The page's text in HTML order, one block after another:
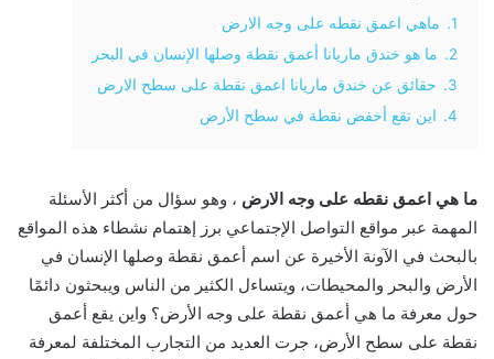
1.
ماهي اعمق نقطه على وجه الارض
2.
ما هو خندق ماريانا أعمق نقطة وصلها الإنسان في البحر
3.
حقائق عن خندق ماريانا اعمق نقطة على سطح الارض
4.
اين تقع أخفض نقطة في سطح الأرض
ما هي اعمق نقطه على وجه الارض ، وهو سؤال من أكثر الأسئلة
المهمة عبر مواقع التواصل الإجتماعي برز إهتمام نشطاء هذه المواقع
بالبحث في الآونة الأخيرة عن اسم أعمق نقطة وصلها الإنسان في
الأرض والبحر والمحيطات، ويتساءل الكثير من الناس ويبحثون دائمًا
حول معرفة ما هي أعمق نقطة على وجه الأرض؟ واين يقع أعمق
نقطة على سطح الأرض، جرت العديد من التجارب المختلفة لمعرفة